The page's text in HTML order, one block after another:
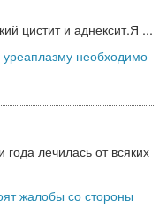
цистит и аднексит.Я ...
необходимо
лечилась от всяких
жалобы со стороны